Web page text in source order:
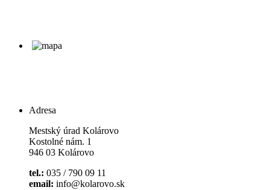
Adresa
Mestský úrad Kolárovo
Kostolné nám. 1
946 03 Kolárovo
tel.: 035 / 790 09 11
email: info@kolarovo.sk